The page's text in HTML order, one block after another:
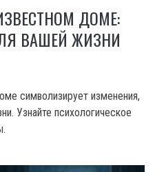
ДОМЕ:
ВАШЕЙ ЖИЗНИ
символизирует изменения,
Узнайте психологическое